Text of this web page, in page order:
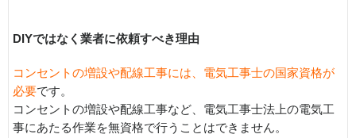
DIYではなく業者に依頼すべき理由
コンセントの増設や配線工事には、電気工事士の国家資格が
必要です。
コンセントの増設や配線工事など、電気工事士法上の電気工
事にあたる作業を無資格で行うことはできません。